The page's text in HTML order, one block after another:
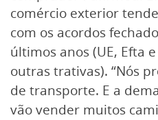
comércio exterior
com os acordos
últimos anos (UE, Efta
outras trativas). “Nós
de transporte. E a
vão vender muitos